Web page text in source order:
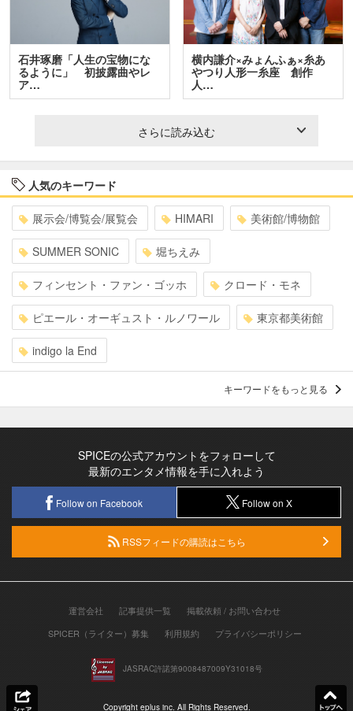
石井琢磨「人生の宝物にな
るように」 初披露曲やレ
ア…
横内謙介×みょんふぁ×糸あ
やつり人形一糸座 創作
人…
さらに読み込む
人気のキーワード
展示会/博覧会/展覧会 HIMARI 美術館/博物館
SUMMER SONIC 堀ちえみ
フィンセント・ファン・ゴッホ クロード・モネ
ピエール・オーギュスト・ルノワール 東京都美術館
indigo la End
キーワードをもっと見る
SPICEの公式アカウントをフォローして
最新のエンタメ情報を手に入れよう
Follow on Facebook Follow on X
RSSフィードの購読はこちら
運営会社 記事提供一覧
掲載依頼 / お問い合わせ
SPICER（ライター）募集
利用規約 プライバシーポリシー
JASRAC許諾第9008487009Y31018号
Copyright eplus inc. All Rights Reserved.